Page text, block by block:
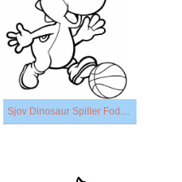
Sjov Dinosaur Spiller Fodbold